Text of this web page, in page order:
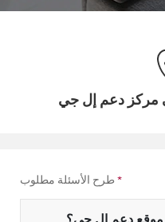
مركز دعم إل جي
* طرح الأسئلة مطلوب